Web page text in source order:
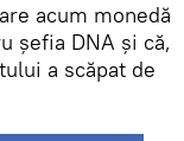
acum monedă
şefia DNA şi că,
a scăpat de